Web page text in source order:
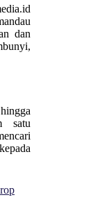
dan
satu